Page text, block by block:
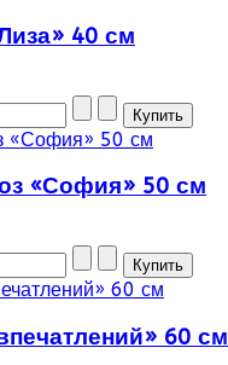
40 см
«София» 50 см
60 см